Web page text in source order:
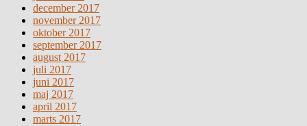
december 2017
november 2017
oktober 2017
september 2017
august 2017
juli 2017
juni 2017
maj 2017
april 2017
marts 2017